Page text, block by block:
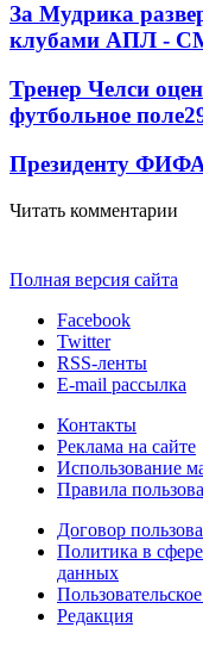
За Мудрика
клубами АПЛ -
Тренер Челси
футбольное поле
Президенту ФИФА
Читать комментарии
Полная версия сайта
Facebook
Twitter
RSS-ленты
E-mail рассылка
Контакты
Реклама на сайте
Использование
Правила
Договор
Политика в
данных
Редакция